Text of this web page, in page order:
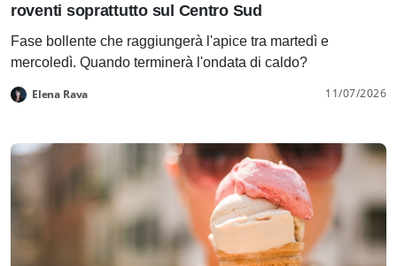
roventi soprattutto sul Centro Sud
Fase bollente che raggiungerà l'apice tra martedì e
mercoledì. Quando terminerà l'ondata di caldo?
Elena Rava 11/07/2026